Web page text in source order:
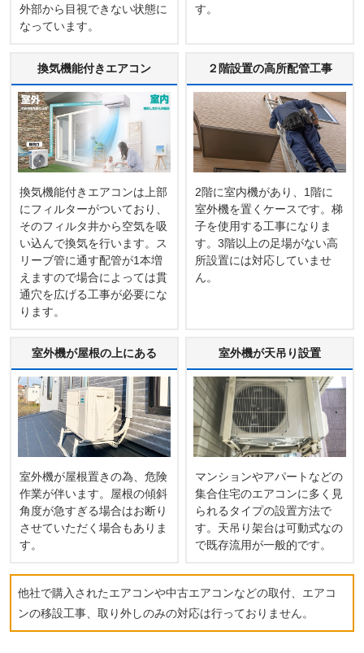
外部から目視できない状態に
なっています。
す。
換気機能付きエアコン
換気機能付きエアコンは上部
にフィルターがついており、
そのフィルタ井から空気を吸
い込んで換気を行います。ス
リーブ管に通す配管が1本増
えますので場合によっては貫
通穴を広げる工事が必要にな
ります。
２階設置の高所配管工事
2階に室内機があり、1階に
室外機を置くケースです。梯
子を使用する工事になりま
す。3階以上の足場がない高
所設置には対応していませ
ん。
室外機が屋根の上にある
室外機が屋根置きの為、危険
作業が伴います。屋根の傾斜
角度が急すぎる場合はお断り
させていただく場合もありま
す。
室外機が天吊り設置
マンションやアパートなどの
集合住宅のエアコンに多く見
られるタイプの設置方法で
す。天吊り架台は可動式なの
で既存流用が一般的です。
他社で購入されたエアコンや中古エアコンなどの取付、エアコ
ンの移設工事、取り外しのみの対応は行っておりません。